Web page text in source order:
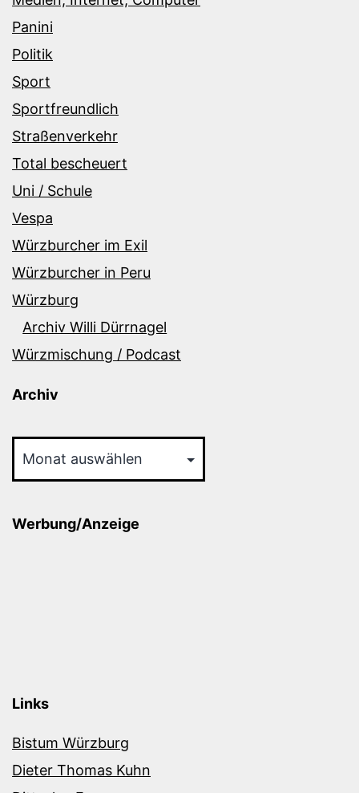
Panini
Politik
Sport
Sportfreundlich
Straßenverkehr
Total bescheuert
Uni / Schule
Vespa
Würzburcher im Exil
Würzburcher in Peru
Würzburg
Archiv Willi Dürrnagel
Würzmischung / Podcast
Archiv
Werbung/Anzeige
Links
Bistum Würzburg
Dieter Thomas Kuhn